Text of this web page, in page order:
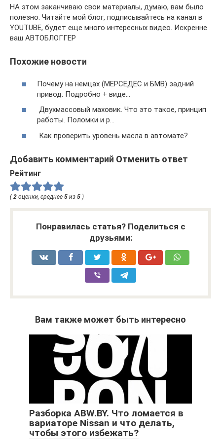
НА этом заканчиваю свои материалы, думаю, вам было
полезно. Читайте мой блог, подписывайтесь на канал в
YOUTUBE, будет еще много интересных видео. Искренне
ваш АВТОБЛОГГЕР
Похожие новости
Почему на немцах (МЕРСЕДЕС и БМВ) задний
привод: Подробно + виде…
Двухмассовый маховик. Что это такое, принцип
работы. Поломки и р…
Как проверить уровень масла в автомате?
Добавить комментарий Отменить ответ
Рейтинг
(2 оценки, среднее 5 из 5 )
Понравилась статья? Поделиться с
друзьями:
Вам также может быть интересно
Разборка ABW.BY. Что ломается в
вариаторе Nissan и что делать,
чтобы этого избежать?